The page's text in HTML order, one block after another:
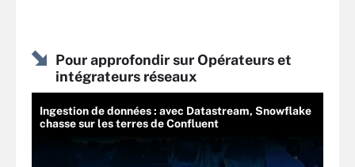
Pour approfondir sur Opérateurs et
intégrateurs réseaux
Ingestion de données : avec Datastream, Snowflake
chasse sur les terres de Confluent